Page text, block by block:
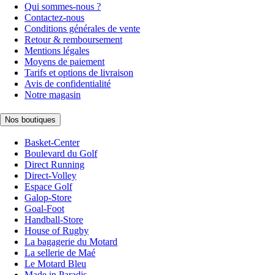
Qui sommes-nous ?
Contactez-nous
Conditions générales de vente
Retour & remboursement
Mentions légales
Moyens de paiement
Tarifs et options de livraison
Avis de confidentialité
Notre magasin
Nos boutiques
Basket-Center
Boulevard du Golf
Direct Running
Direct-Volley
Espace Golf
Galop-Store
Goal-Foot
Handball-Store
House of Rugby
La bagagerie du Motard
La sellerie de Maé
Le Motard Bleu